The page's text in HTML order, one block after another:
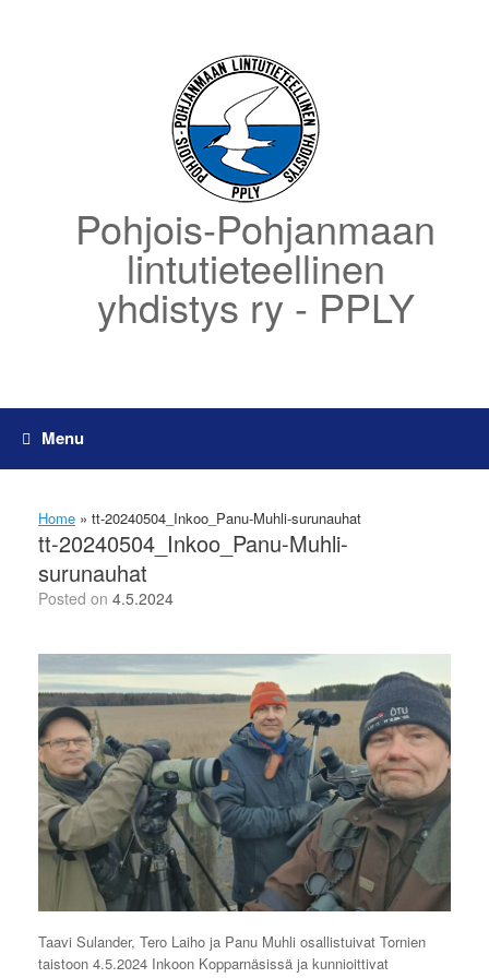
Pohjois-Pohjanmaan
lintutieteellinen
yhdistys ry - PPLY
Menu
Home » tt-20240504_Inkoo_Panu-Muhli-surunauhat
tt-20240504_Inkoo_Panu-Muhli-
surunauhat
Posted on 4.5.2024
Taavi Sulander, Tero Laiho ja Panu Muhli osallistuivat Tornien
taistoon 4.5.2024 Inkoon Kopparnäsissä ja kunnioittivat